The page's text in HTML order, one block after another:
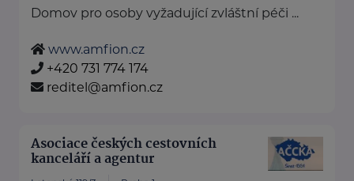
Domov pro osoby vyžadující zvláštní péči ...
www.amfion.cz
+420 731 774 174
reditel@amfion.cz
Asociace českých cestovních
kanceláří a agentur